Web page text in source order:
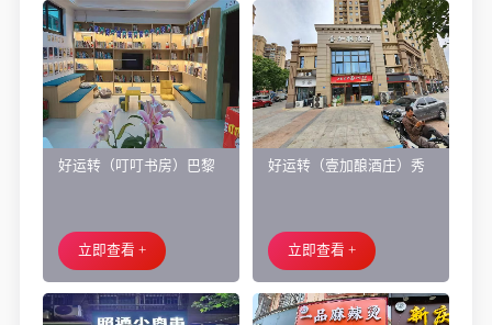
好运转（叮叮书房）巴黎
培训班带生源转让
立即查看 +
好运转（壹加酿酒庄）秀
庄、空店铺转让
立即查看 +